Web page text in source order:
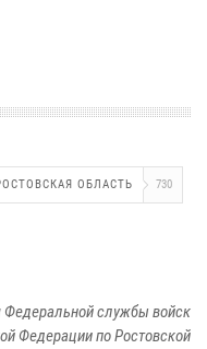
ОБЛАСТЬ 730
службы войск
Федерации по Ростовской